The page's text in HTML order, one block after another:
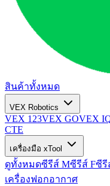
สินค้าทั้งหมด
VEX Robotics
VEX 123VEX GOVEX
CTE
เครื่องมือ xTool
ดูทั้งหมดซีรีส์ Mซีรีส์ Fซีรี
เครื่องฟอกอากาศ